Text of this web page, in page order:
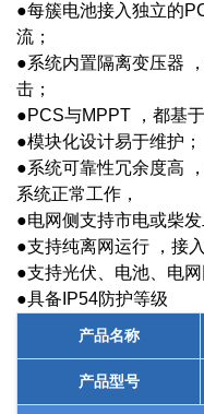
●每簇电池接入独立的
流；
●系统内置隔离变压器
击；
●PCS与MPPT ，都基
●模块化设计易于维护；
●系统可靠性冗余度高
系统正常工作，
●电网侧支持市电或柴
●支持纯离网运行 ，接
●支持光伏、电池、电网
●具备IP54防护等级
产品名称
产品型号